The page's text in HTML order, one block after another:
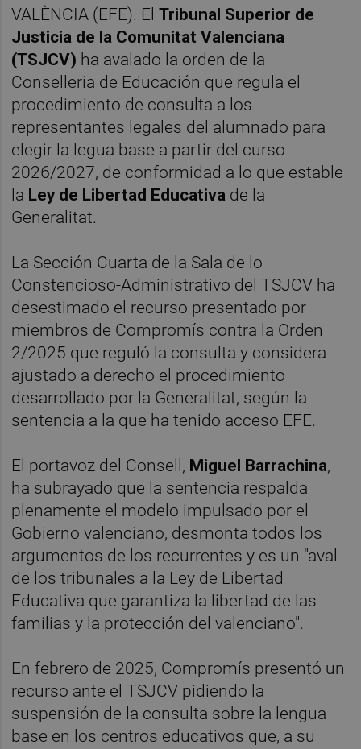
VALÈNCIA (EFE). ElTribunal Superior de
Justicia de la Comunitat Valenciana
(TSJCV) ha avalado la orden de la
Conselleria de Educación que regula el
procedimiento de consulta a los
representantes legales del alumnado para
elegir la legua base a partir del curso
2026/2027, de conformidad a lo que estable
la Ley de Libertad Educativa de la
Generalitat.
La Sección Cuarta de la Sala de lo
Constencioso-Administrativo del TSJCV ha
desestimado el recurso presentado por
miembros de Compromís contra la Orden
2/2025 que reguló la consulta y considera
ajustado a derecho el procedimiento
desarrollado por la Generalitat, según la
sentencia a la que ha tenido acceso EFE.
El portavoz del Consell, Miguel Barrachina,
ha subrayado que la sentencia respalda
plenamente el modelo impulsado por el
Gobierno valenciano, desmonta todos los
argumentos de los recurrentes y es un "aval
de los tribunales a la Ley de Libertad
Educativa que garantiza la libertad de las
familias y la protección del valenciano".
En febrero de 2025, Compromís presentó un
recurso ante el TSJCV pidiendo la
suspensión de la consulta sobre la lengua
base en los centros educativos que, a su